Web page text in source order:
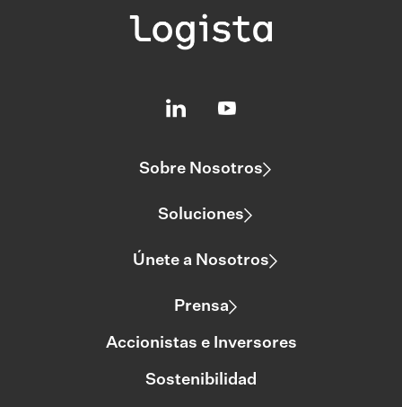
Sobre Nosotros
Soluciones
Únete a Nosotros
Prensa
Accionistas e Inversores
Sostenibilidad